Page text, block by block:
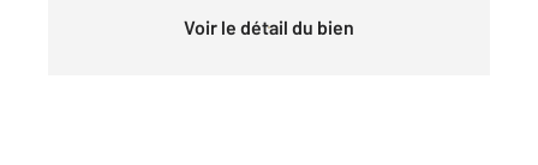
Voir le détail du bien